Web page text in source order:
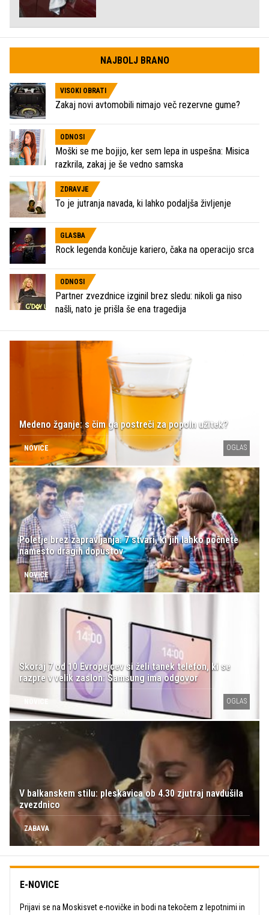
NAJBOLJ BRANO
VISOKI OBRATI
Zakaj novi avtomobili nimajo več rezervne gume?
ODNOSI
Moški se me bojijo, ker sem lepa in uspešna: Misica
razkrila, zakaj je še vedno samska
ZDRAVJE
To je jutranja navada, ki lahko podaljša življenje
GLASBA
Rock legenda končuje kariero, čaka na operacijo srca
ODNOSI
Partner zvezdnice izginil brez sledu: nikoli ga niso
našli, nato je prišla še ena tragedija
Medeno žganje: s čim ga postreči za popoln užitek?
NOVICE OGLAS
Poletje brez zapravljanja: 7 stvari, ki jih lahko počnete
namesto dragih dopustov
NOVICE
Skoraj 7 od 10 Evropejcev si želi tanek telefon, ki se
razpre v velik zaslon: Samsung ima odgovor
NOVICE OGLAS
V balkanskem stilu: pleskavica ob 4.30 zjutraj navdušila
zvezdnico
ZABAVA
E-NOVICE
Prijavi se na Moskisvet e-novičke in bodi na tekočem z lepotnimi in